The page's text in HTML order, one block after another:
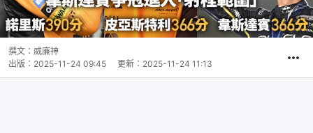
撰文： 威廉神
出版： 2025-11-24 09:45 更新： 2025-11-24 11:13